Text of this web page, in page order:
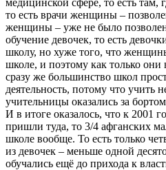
медицинской сфере, то есть
то есть врачи женщины –
женщины – уже не было
обучение девочек, то есть
школу, но хуже того, что
школе, и поэтому как только они
сразу же большинство школ
деятельность, потому что учить
учительницы оказались за
И в итоге оказалось, что к 2001
пришли туда, то 3/4 афганских
школе вообще. То есть только
из девочек – меньше одной
обучались ещё до прихода к